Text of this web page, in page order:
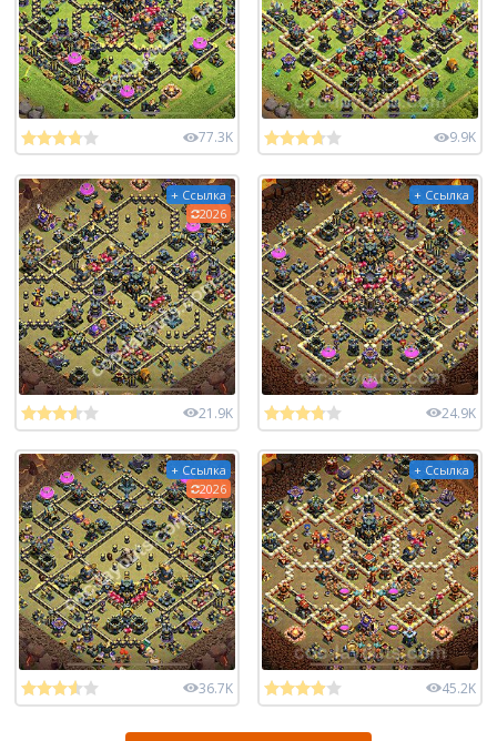
77.3K 9.9K
+ Ссылка
2026
21.9K
+ Ссылка
24.9K
+ Ссылка
2026
36.7K
+ Ссылка
45.2K